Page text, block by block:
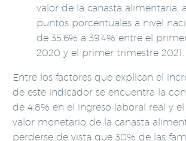
valor de la canasta alimentaria,
puntos porcentuales a nivel
de 35.6% a 39.4% entre el
2020 y el primer trimestre 2021.
Entre los factores que explican el
de este indicador se encuentra la
de 4.8% en el ingreso laboral real y
valor monetario de la canasta
perderse de vista que 30% de las